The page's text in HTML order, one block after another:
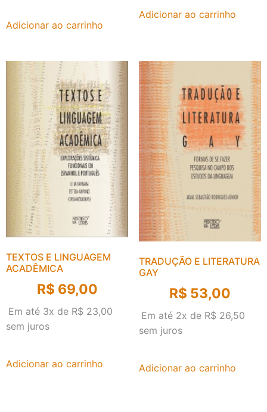
Adicionar ao carrinho
Adicionar ao carrinho
TEXTOS E LINGUAGEM
ACADÊMICA
R$ 69,00
Em até 3x de R$ 23,00
sem juros
Adicionar ao carrinho
TRADUÇÃO E LITERATURA
GAY
R$ 53,00
Em até 2x de R$ 26,50
sem juros
Adicionar ao carrinho